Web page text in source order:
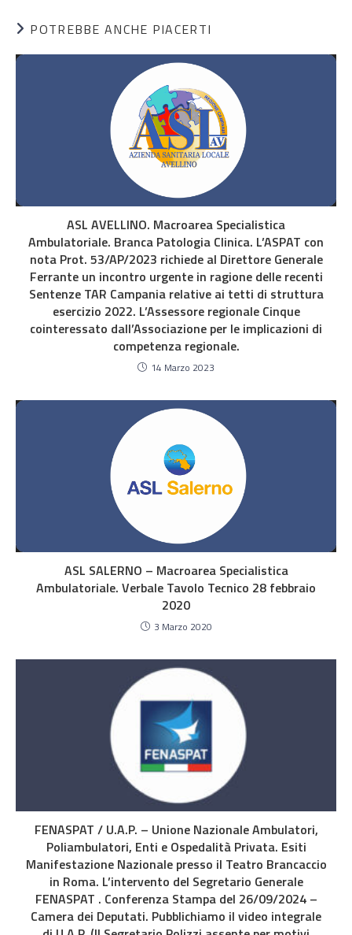
POTREBBE ANCHE PIACERTI
ASL AVELLINO. Macroarea Specialistica
Ambulatoriale. Branca Patologia Clinica. L’ASPAT con
nota Prot. 53/AP/2023 richiede al Direttore Generale
Ferrante un incontro urgente in ragione delle recenti
Sentenze TAR Campania relative ai tetti di struttura
esercizio 2022. L’Assessore regionale Cinque
cointeressato dall’Associazione per le implicazioni di
competenza regionale.
14 Marzo 2023
ASL SALERNO – Macroarea Specialistica
Ambulatoriale. Verbale Tavolo Tecnico 28 febbraio
2020
3 Marzo 2020
FENASPAT / U.A.P. – Unione Nazionale Ambulatori,
Poliambulatori, Enti e Ospedalità Privata. Esiti
Manifestazione Nazionale presso il Teatro Brancaccio
in Roma. L’intervento del Segretario Generale
FENASPAT . Conferenza Stampa del 26/09/2024 –
Camera dei Deputati. Pubblichiamo il video integrale